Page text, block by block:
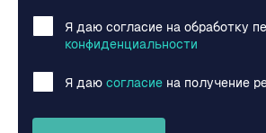
Я даю согласие на обработку
конфиденциальности
Я даю согласие на получение